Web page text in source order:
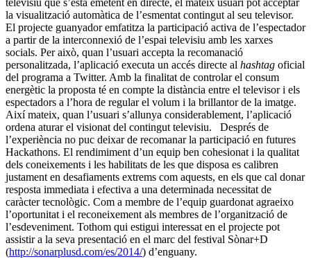
televisiu que s’està emetent en directe, el mateix usuari pot acceptar
la visualització automàtica de l’esmentat contingut al seu televisor.
El projecte guanyador emfatitza la participació activa de l’espectador
a partir de la interconnexió de l’espai televisiu amb les xarxes
socials. Per això, quan l’usuari accepta la recomanació
personalitzada, l’aplicació executa un accés directe al hashtag oficial
del programa a Twitter. Amb la finalitat de controlar el consum
energètic la proposta té en compte la distància entre el televisor i els
espectadors a l’hora de regular el volum i la brillantor de la imatge.
Així mateix, quan l’usuari s’allunya considerablement, l’aplicació
ordena aturar el visionat del contingut televisiu. Després de
l’experiència no puc deixar de recomanar la participació en futures
Hackathons. El rendimiment d’un equip ben cohesionat i la qualitat
dels coneixements i les habilitats de les que disposa es calibren
justament en desafiaments extrems com aquests, en els que cal donar
resposta immediata i efectiva a una determinada necessitat de
caràcter tecnològic. Com a membre de l’equip guardonat agraeixo
l’oportunitat i el reconeixement als membres de l’organització de
l’esdeveniment. Tothom qui estigui interessat en el projecte pot
assistir a la seva presentació en el marc del festival Sònar+D
(http://sonarplusd.com/es/2014/) d’enguany.